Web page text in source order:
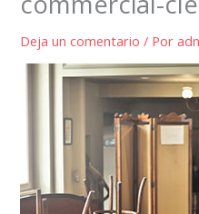
Deja un comentario / Por